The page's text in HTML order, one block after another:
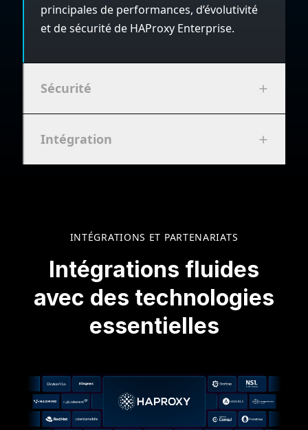
principales de performances, d’évolutivité
et de sécurité de HAProxy Enterprise.
Sécurité
Intégration
INTÉGRATIONS ET PARTENARIATS
Intégrations fluides
avec des technologies
essentielles